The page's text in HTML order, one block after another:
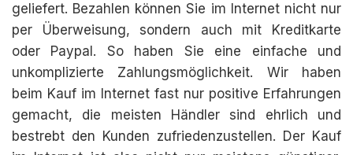
geliefert. Bezahlen können Sie im Internet nicht nur
per Überweisung, sondern auch mit Kreditkarte
oder Paypal. So haben Sie eine einfache und
unkomplizierte Zahlungsmöglichkeit. Wir haben
beim Kauf im Internet fast nur positive Erfahrungen
gemacht, die meisten Händler sind ehrlich und
bestrebt den Kunden zufriedenzustellen. Der Kauf